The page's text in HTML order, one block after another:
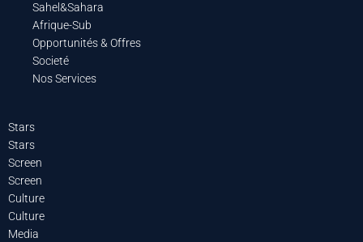
Sahel&Sahara
Afrique-Sub
Opportunités & Offres
Societé
Nos Services
Stars
Stars
Screen
Screen
Culture
Culture
Media